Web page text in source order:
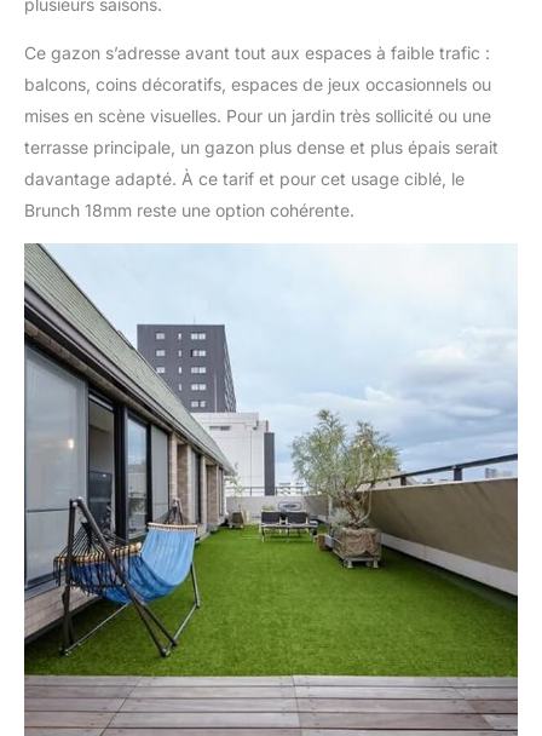
plusieurs saisons.
Ce gazon s’adresse avant tout aux espaces à faible trafic :
balcons, coins décoratifs, espaces de jeux occasionnels ou
mises en scène visuelles. Pour un jardin très sollicité ou une
terrasse principale, un gazon plus dense et plus épais serait
davantage adapté. À ce tarif et pour cet usage ciblé, le
Brunch 18mm reste une option cohérente.